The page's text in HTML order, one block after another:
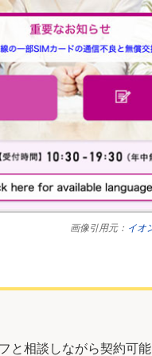
画像引用元： イオ
と相談しながら契約可能